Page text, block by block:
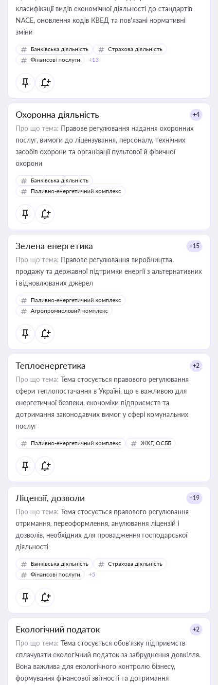
класифікації видів економічної діяльності до стандартів
NACE, оновлення кодів КВЕД та пов'язані нормативні
зміни
Банківська діяльність
Страхова діяльність
Фінансові послуги
+13
Охоронна діяльність +4
Про що тема: Правове регулювання надання охоронних
послуг, вимоги до ліцензування, персоналу, технічних
засобів охорони та організації пультової й фізичної
охорони
Банківська діяльність
Паливно-енергетичний комплекс
Зелена енергетика +15
Про що тема: Правове регулювання виробництва,
продажу та державної підтримки енергії з альтернативних
і відновлюваних джерел
Паливно-енергетичний комплекс
Агропромисловий комплекс
Теплоенергетика +2
Про що тема: Тема стосується правового регулювання
сфери теплопостачання в Україні, що є важливою для
енергетичної безпеки, економіки підприємств та
дотримання законодавчих вимог у сфері комунальних
послуг
Паливно-енергетичний комплекс ЖКГ, ОСББ
Ліцензії, дозволи +19
Про що тема: Тема стосується правового регулювання
отримання, переоформлення, анулювання ліцензій і
дозволів, необхідних для провадження господарської
діяльності
Банківська діяльність
Страхова діяльність
Фінансові послуги
+5
Екологічний податок +2
Про що тема: Тема стосується обов’язку підприємств
сплачувати екологічний податок за забруднення довкілля.
Вона важлива для екологічного контролю бізнесу,
формування фінансової звітності та дотримання